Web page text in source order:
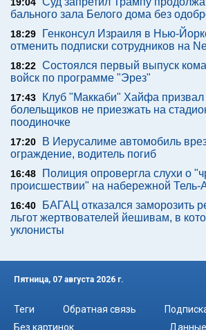
бального зала Белого дома без
18:29
Генконсул Израиля в Нью-
отменить подписки сотрудников на
18:22 Состоялся первый выпуск
войск по программе "Эрез"
17:43
Клуб "Маккаби" Хайфа призвал
болельщиков не приезжать на
поодиночке
17:20
В Иерусалиме автомобиль
ограждение, водитель погиб
16:48
Полиция опровергла слухи о
происшествии" на набережной Тель-
16:40
БАГАЦ отказался заморозить
льгот жертвователей йешивам, в
уклонисты
Пятница, 07 августа 2026 г.
Теги Обратная связь
Без картинок
Данные